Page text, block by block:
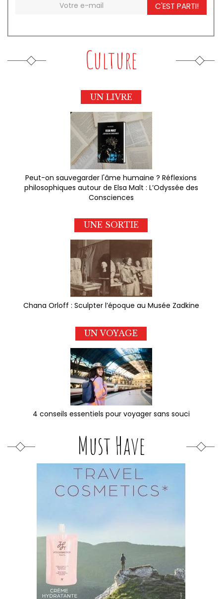
C'EST PARTI!
Culture
UN LIVRE
Peut-on sauvegarder l'âme humaine ? Réflexions
philosophiques autour de Elsa Malt : L’Odyssée des
Consciences
UNE SORTIE
Chana Orloff : Sculpter l’époque au Musée Zadkine
UN VOYAGE
4 conseils essentiels pour voyager sans souci
Must Have